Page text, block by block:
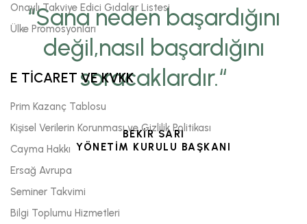
“Sana neden başardığını
değil,nasıl başardığını
soracaklardır.“
BEKİR SARI
YÖNETİM KURULU BAŞKANI
Onaylı Takviye Edici Gıdalar Listesi
Ülke Promosyonları
E TİCARET VE KVKK
Prim Kazanç Tablosu
Kişisel Verilerin Korunması ve Gizlilik Politikası
Cayma Hakkı
Ersağ Avrupa
Seminer Takvimi
Bilgi Toplumu Hizmetleri